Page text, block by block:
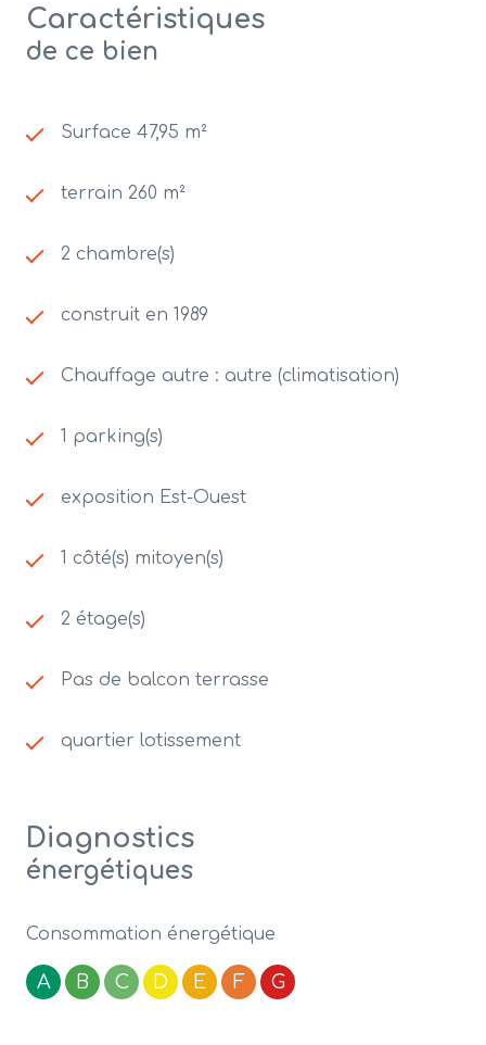
Caractéristiques
de ce bien
Surface 47,95 m²
terrain 260 m²
2 chambre(s)
construit en 1989
Chauffage autre : autre (climatisation)
1 parking(s)
exposition Est-Ouest
1 côté(s) mitoyen(s)
2 étage(s)
Pas de balcon terrasse
quartier lotissement
Diagnostics
énergétiques
Consommation énergétique
A B C D E F G